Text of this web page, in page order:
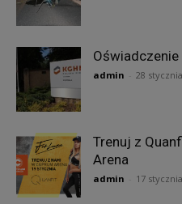
Oświadczenie
admin 28
Trenuj z
Arena
admin 17